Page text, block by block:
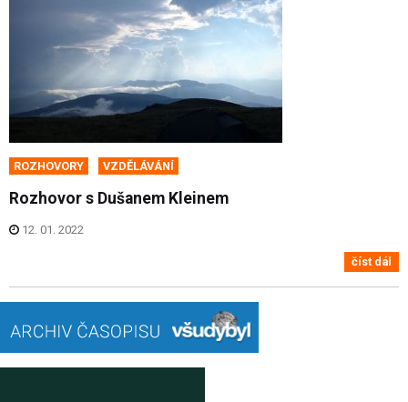
ROZHOVORY VZDĚLÁVÁNÍ
Rozhovor s Dušanem Kleinem
12. 01. 2022
číst dál